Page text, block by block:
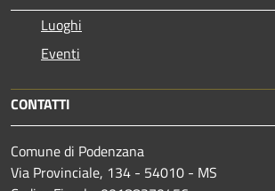
Luoghi
Eventi
CONTATTI
Comune di Podenzana
Via Provinciale, 134 - 54010 - MS